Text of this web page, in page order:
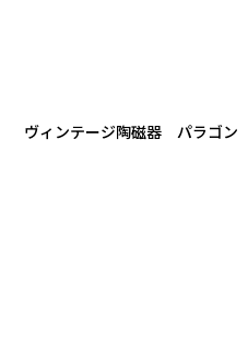
ヴィンテージ陶磁器 パラゴン